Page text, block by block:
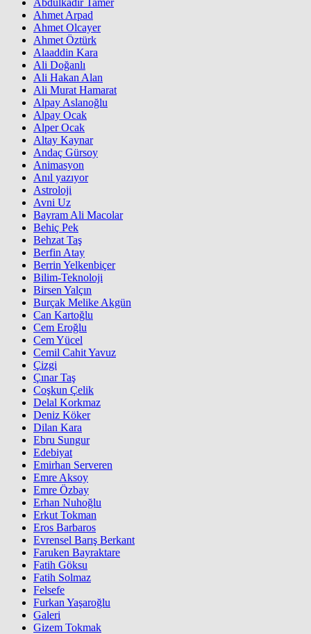
Abdülkadir Tamer
Ahmet Arpad
Ahmet Olcayer
Ahmet Öztürk
Alaaddin Kara
Ali Doğanlı
Ali Hakan Alan
Ali Murat Hamarat
Alpay Aslanoğlu
Alpay Ocak
Alper Ocak
Altay Kaynar
Andaç Gürsoy
Animasyon
Anıl yazıyor
Astroloji
Avni Uz
Bayram Ali Macolar
Behiç Pek
Behzat Taş
Berfin Atay
Berrin Yelkenbiçer
Bilim-Teknoloji
Birsen Yalçın
Burçak Melike Akgün
Can Kartoğlu
Cem Eroğlu
Cem Yücel
Cemil Cahit Yavuz
Çizgi
Çınar Taş
Coşkun Çelik
Delal Korkmaz
Deniz Köker
Dilan Kara
Ebru Sungur
Edebiyat
Emirhan Serveren
Emre Aksoy
Emre Özbay
Erhan Nuhoğlu
Erkut Tokman
Eros Barbaros
Evrensel Barış Berkant
Faruken Bayraktare
Fatih Göksu
Fatih Solmaz
Felsefe
Furkan Yaşaroğlu
Galeri
Gizem Tokmak